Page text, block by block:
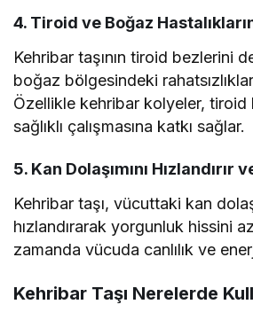
4. Tiroid ve Boğaz
Kehribar taşının tiroid bezlerini
boğaz bölgesindeki
Özellikle kehribar kolyeler, tiroid
sağlıklı çalışmasına katkı sağlar.
5. Kan Dolaşımını Hızlandırır
Kehribar taşı, vücuttaki kan
hızlandırarak yorgunluk hissini
zamanda vücuda canlılık ve
Kehribar Taşı Nerelerde